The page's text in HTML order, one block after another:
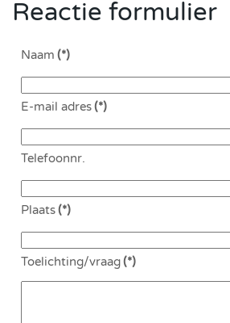
Reactie formulier
Naam (*)
E-mail adres(*)
Telefoonnr.
Plaats(*)
Toelichting/vraag(*)